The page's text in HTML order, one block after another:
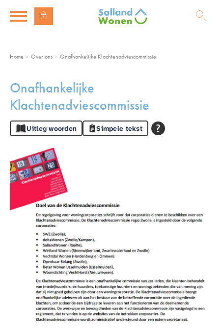
Naar de homepage
Ga naar Hoofd
Home Over ons Onafhankelijke Klachtenadviescommissie
Onafhankelijke
Klachtenadviescommissie
Uitleg woorden Simpele tekst